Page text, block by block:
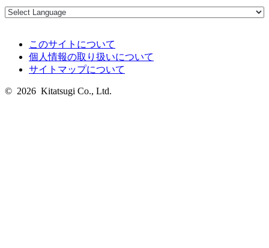
このサイトについて
個人情報の取り扱いについて
サイトマップについて
© 2026 Kitatsugi Co., Ltd.